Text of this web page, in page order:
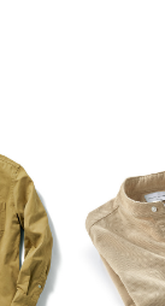
和装
和装小物